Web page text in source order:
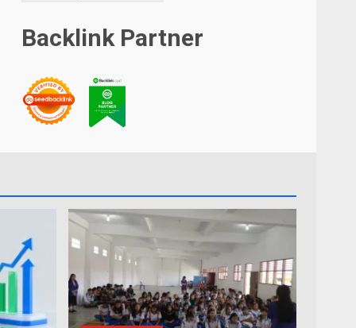
Backlink Partner